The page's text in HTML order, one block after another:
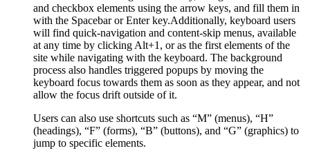
and checkbox elements using the arrow keys, and fill them in
with the Spacebar or Enter key.Additionally, keyboard users
will find quick-navigation and content-skip menus, available
at any time by clicking Alt+1, or as the first elements of the
site while navigating with the keyboard. The background
process also handles triggered popups by moving the
keyboard focus towards them as soon as they appear, and not
allow the focus drift outside of it.
Users can also use shortcuts such as “M” (menus), “H”
(headings), “F” (forms), “B” (buttons), and “G” (graphics) to
jump to specific elements.